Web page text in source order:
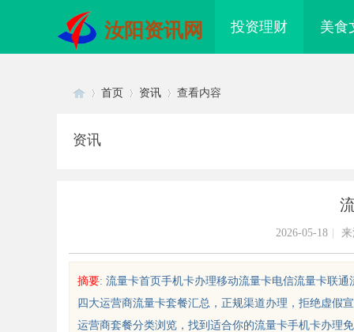
汝阳资讯网 投资理财 美食
sc
首页 资讯 查看内容
资讯
2026-05-18
摘要: 流量卡首页手机卡办理移动流量卡电信流量卡联
四大运营商流量卡套餐汇总，正规渠道办理，拒绝虚假
运营商套餐分类浏览，找到适合你的流量卡手机卡办理